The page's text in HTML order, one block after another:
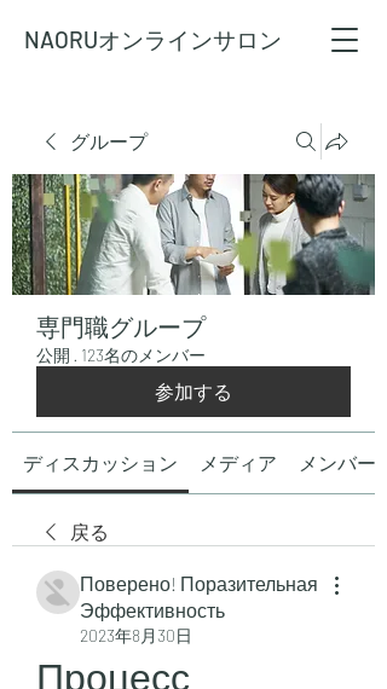
NAORUオンラインサロン
グループ
専門職グループ
公開 · 123名のメンバー
参加する
ディスカッション メディア メンバー
戻る
Поверено! Поразительная
Эффективность
2023年8月30日
Процесс